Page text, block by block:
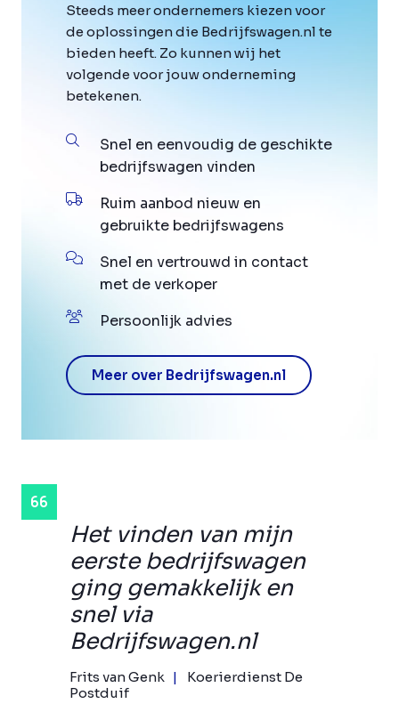
Het vinden van mijn
eerste bedrijfswagen
ging gemakkelijk en
snel via
Bedrijfswagen.nl
Frits van Genk
Koerierdienst De
Postduif
Steeds meer ondernemers kiezen voor
de oplossingen die Bedrijfswagen.nl te
bieden heeft. Zo kunnen wij het
volgende voor jouw onderneming
betekenen.
Snel en eenvoudig de geschikte
bedrijfswagen vinden
Ruim aanbod nieuw en
gebruikte bedrijfswagens
Snel en vertrouwd in contact
met de verkoper
Persoonlijk advies
Meer over Bedrijfswagen.nl